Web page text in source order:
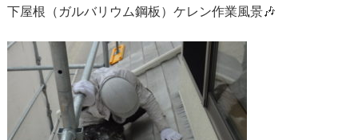
下屋根（ガルバリウム鋼板）ケレン作業風景🎶